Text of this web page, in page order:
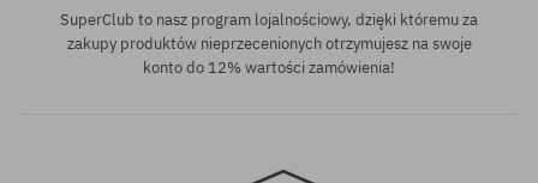
SuperClub to nasz program lojalnościowy, dzięki któremu za
zakupy produktów nieprzecenionych otrzymujesz na swoje
konto do 12% wartości zamówienia!